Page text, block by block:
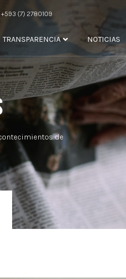
+593 (7) 2780109
TRANSPARENCIA NOTICIAS
de